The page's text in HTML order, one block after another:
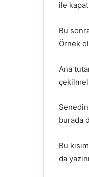
ile
Bu
Örnek
Ana
Senedin
burada
Bu
da